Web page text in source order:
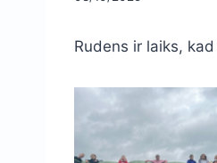
Rudens ir laiks,